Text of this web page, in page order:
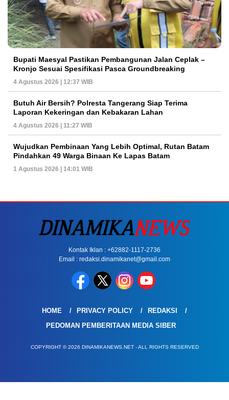
Bupati Maesyal Pastikan Pembangunan Jalan Ceplak –
Kronjo Sesuai Spesifikasi Pasca Groundbreaking
4 Agustus 2026 | 12:37 WIB
Butuh Air Bersih? Polresta Tangerang Siap Terima
Laporan Kekeringan dan Kebakaran Lahan
4 Agustus 2026 | 11:27 WIB
Wujudkan Pembinaan Yang Lebih Optimal, Rutan Batam
Pindahkan 49 Warga Binaan Ke Lapas Batam
1 Agustus 2026 | 14:01 WIB
Kontak Iklan : +62882-1117-2736
Email : redaksi.dinamikanet@gmail.com
HOME PRIVACY POLICY
REDAKSI
PEDOMAN PEMBERITAAN MEDIA SIBER
COPYRIGHT © 2026 DINAMIKANEWS.NET - ALL RIGHTS RESERVED